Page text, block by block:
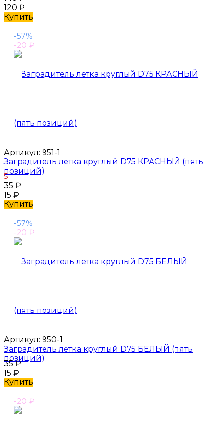
120 ₽
Купить
-57%
-20 ₽
Артикул: 951-1
Заградитель летка круглый D75 КРАСНЫЙ (пять
позиций)
5
35 ₽
15 ₽
Купить
-57%
-20 ₽
Артикул: 950-1
Заградитель летка круглый D75 БЕЛЫЙ (пять
позиций)
35₽
15 ₽
Купить
-20 ₽